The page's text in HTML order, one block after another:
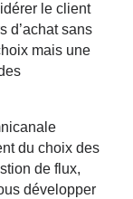
le client
d’achat sans
mais une
du choix des
de flux,
développer